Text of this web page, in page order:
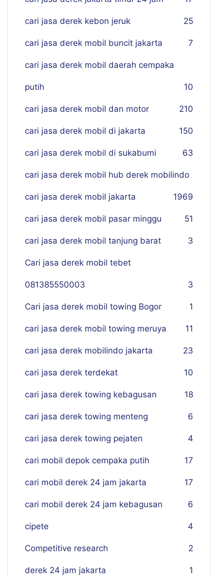
cari jasa derek kebon jeruk 25
cari jasa derek mobil buncit jakarta 7
cari jasa derek mobil daerah cempaka
putih 10
cari jasa derek mobil dan motor 210
cari jasa derek mobil di jakarta 150
cari jasa derek mobil di sukabumi 63
cari jasa derek mobil hub derek mobilindo
69
cari jasa derek mobil jakarta 19
cari jasa derek mobil pasar minggu 51
cari jasa derek mobil tanjung barat 3
Cari jasa derek mobil tebet
081385550003 3
Cari jasa derek mobil towing Bogor 1
cari jasa derek mobil towing meruya 11
cari jasa derek mobilindo jakarta 23
cari jasa derek terdekat 10
cari jasa derek towing kebagusan 18
cari jasa derek towing menteng 6
cari jasa derek towing pejaten 4
cari mobil depok cempaka putih 17
cari mobil derek 24 jam jakarta 17
cari mobil derek 24 jam kebagusan 6
cipete 4
Competitive research 2
derek 24 jam jakarta 1